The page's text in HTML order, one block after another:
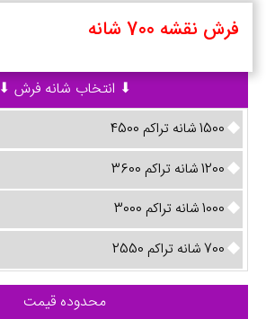
⬇ انتخاب شانه فرش ⬇
1500 شانه تراکم 4500
1200 شانه تراکم 3600
1000 شانه تراکم 3000
700 شانه تراکم 2550
محدوده قیمت
فرش نقشه 700 شانه